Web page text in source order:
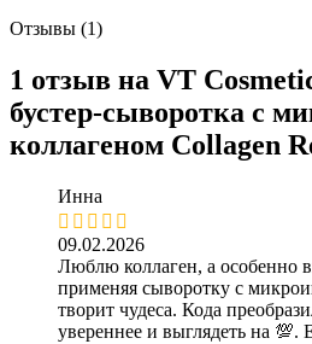
Отзывы (1)
1 отзыв на VT
бустер-сыворотка с
коллагеном Collagen
Инна
09.02.2026
Люблю коллаген, а особенно
применяя сыворотку с
творит чудеса. Кода
увереннее и выглядеть на 💯.